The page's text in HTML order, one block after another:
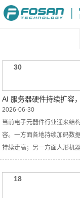
30
AI 服务器硬件持续扩容
2026-06-30
当前电子元器件行业迎来结
容。一方面各地持续加码数
持续走高；另一方面人形机
18